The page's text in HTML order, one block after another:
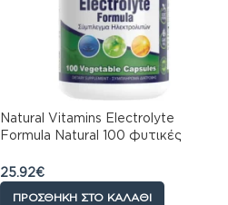
Natural Vitamins Electrolyte
Formula Natural 100 φυτικές
25.92€
ΠΡΟΣΘΉΚΗ ΣΤΟ ΚΑΛΆΘΙ